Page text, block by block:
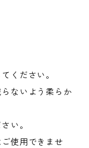
ください。
ないよう柔らか
い。
使用できませ